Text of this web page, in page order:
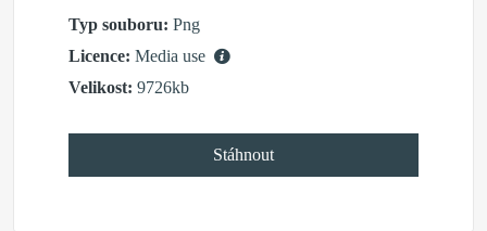
Typ souboru: Png
Licence: Media use
Velikost: 9726kb
Stáhnout